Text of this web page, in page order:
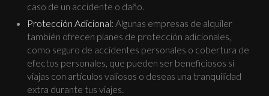
caso de un accidente o daño.
Protección Adicional: Algunas empresas de alquiler
también ofrecen planes de protección adicionales,
como seguro de accidentes personales o cobertura de
efectos personales, que pueden ser beneficiosos si
viajas con artículos valiosos o deseas una tranquilidad
extra durante tus viajes.